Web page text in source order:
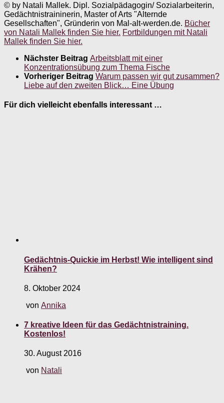
© by Natali Mallek. Dipl. Sozialpädagogin/ Sozialarbeiterin,
Gedächtnistraininerin, Master of Arts "Alternde
Gesellschaften", Gründerin von Mal-alt-werden.de. Bücher
von Natali Mallek finden Sie hier. Fortbildungen mit Natali
Mallek finden Sie hier.
Nächster Beitrag Arbeitsblatt mit einer
Konzentrationsübung zum Thema Fische
Vorheriger Beitrag Warum passen wir gut zusammen?
Liebe auf den zweiten Blick… Eine Übung
Für dich vielleicht ebenfalls interessant …
Gedächtnis-Quickie im Herbst! Wie intelligent sind
Krähen?
8. Oktober 2024
von Annika
7 kreative Ideen für das Gedächtnistraining.
Kostenlos!
30. August 2016
von Natali